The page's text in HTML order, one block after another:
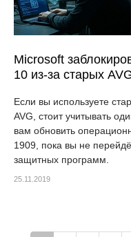
Microsoft
10 из-за старых
Если вы используете
AVG, стоит учитывать
вам обновить
1909, пока вы не
защитных программ.
25.11.2019